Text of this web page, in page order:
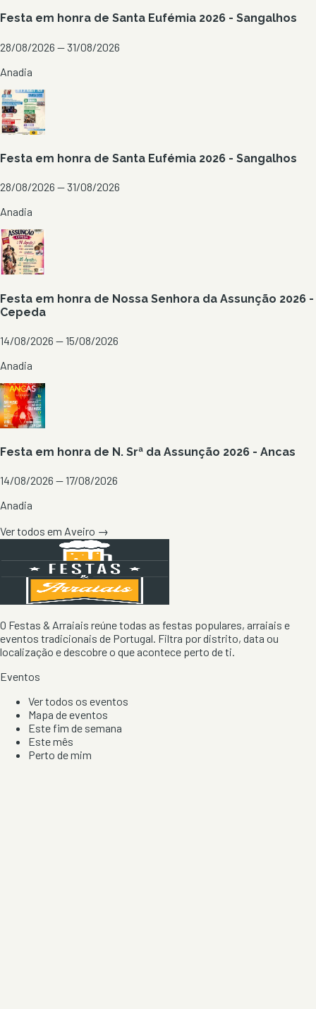
Festa em honra de Santa Eufémia 2026 - Sangalhos
28/08/2026 — 31/08/2026
Anadia
Festa em honra de Santa Eufémia 2026 - Sangalhos
28/08/2026 — 31/08/2026
Anadia
Festa em honra de Nossa Senhora da Assunção 2026 -
Cepeda
14/08/2026 — 15/08/2026
Anadia
Festa em honra de N. Srª da Assunção 2026 - Ancas
14/08/2026 — 17/08/2026
Anadia
Ver todos em Aveiro →
O Festas & Arraiais reúne todas as festas populares, arraiais e
eventos tradicionais de Portugal. Filtra por distrito, data ou
localização e descobre o que acontece perto de ti.
Eventos
Ver todos os eventos
Mapa de eventos
Este fim de semana
Este mês
Perto de mim